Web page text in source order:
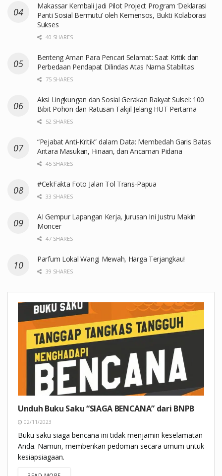
Makassar Kembali Jadi Pilot Project Program ‘Deklarasi
Panti Sosial Bermutu’ oleh Kemensos, Bukti Kolaborasi
Sukses
40 SHARES
Benteng Aman Para Pencari Selamat: Saat Kritik dan
Perbedaan Pendapat Dilindas Atas Nama Stabilitas
75 SHARES
Aksi Lingkungan dan Sosial Gerakan Rakyat Sulsel: 100
Bibit Pohon dan Ratusan Takjil Jelang HUT Pertama
52 SHARES
“Pejabat Anti-Kritik” dalam Data: Membedah Garis Batas
Antara Masukan, Hinaan, dan Ancaman Pidana
45 SHARES
#CekFakta Foto Jalan Tol Trans-Papua
33 SHARES
AI Gempur Lapangan Kerja, Jurusan Ini Justru Makin
Moncer
47 SHARES
Parfum Lokal Wangi Mewah, Harga Terjangkau!
39 SHARES
Unduh Buku Saku “SIAGA BENCANA” dari BNPB
02/11/2023
Buku saku siaga bencana ini tidak menjamin keselamatan
Anda. Namun, memberikan pedoman secara umum untuk
kesiapsiagaan.